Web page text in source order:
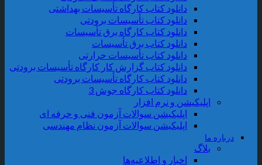
دانلود کتاب کارگاه تأسیسات بهداشتی
دانلود کتاب تأسیسات برودتی
دانلود کتاب کارگاه برق تأسیسات
دانلود کتاب برق تأسیسات
دانلود کتاب تأسیسات حرارتی
دانلود کتاب گزارش کار کارگاه تأسیسات برودتی
دانلود کتاب کارگاه تأسیسات برودتی
دانلود کتاب کارگاه جوش 3
اپلیکیشن و نرم افزار
اپلیکیشن سوالات آزمون فنی و حرفه ای
اپلیکیشن سوالات آزمون نظام مهندسی
درباره ما
بلاگ
اخبار و اطلاعیه‌ها